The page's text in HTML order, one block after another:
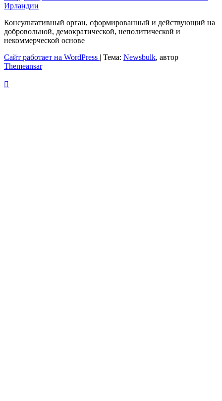
Ирландии
Консультативный орган, сформированный и действующий на
добровольной, демократической, неполитической и
некоммерческой основе
Сайт работает на WordPress | Тема: Newsbulk, автор
Themeansar